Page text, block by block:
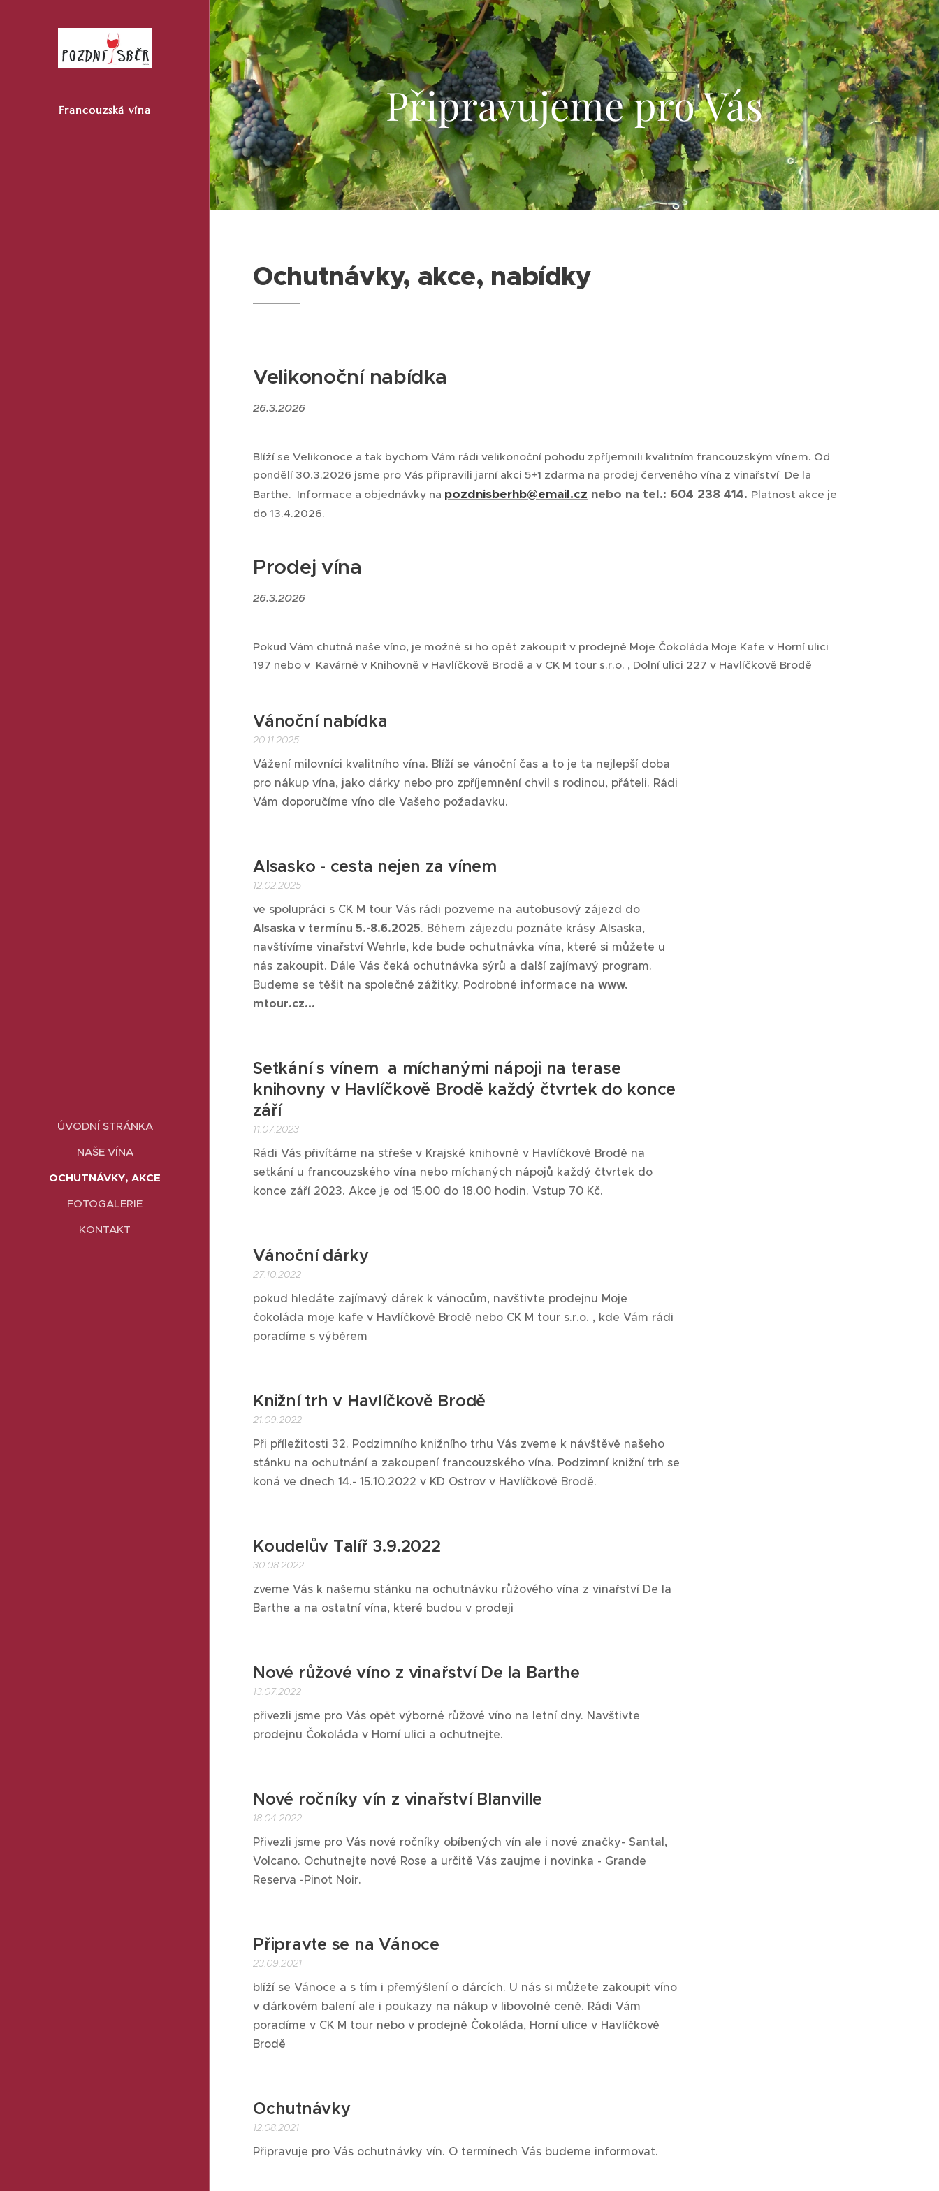
Francouzská vína
ÚVODNÍ STRÁNKA
NAŠE VÍNA
OCHUTNÁVKY, AKCE
FOTOGALERIE
KONTAKT
Připravujeme pro Vás
Ochutnávky, akce, nabídky
Velikonoční nabídka
26.3.2026
Blíží se Velikonoce a tak bychom Vám rádi velikonoční pohodu zpříjemnili kvalitním francouzským vínem. Od
pondělí 30.3.2026 jsme pro Vás připravili jarní akci 5+1 zdarma na prodej červeného vína z vinařství De la
Barthe. Informace a objednávky na pozdnisberhb@email.cz nebo na tel.: 604 238 414. Platnost akce je
do 13.4.2026.
Prodej vína
26.3.2026
Pokud Vám chutná naše víno, je možné si ho opět zakoupit v prodejně Moje Čokoláda Moje Kafe v Horní ulici
197 nebo v Kavárně v Knihovně v Havlíčkově Brodě a v CK M tour s.r.o. , Dolní ulici 227 v Havlíčkově Brodě
Vánoční nabídka
20.11.2025
Vážení milovníci kvalitního vína. Blíží se vánoční čas a to je ta nejlepší doba
pro nákup vína, jako dárky nebo pro zpříjemnění chvil s rodinou, přáteli. Rádi
Vám doporučíme víno dle Vašeho požadavku.
Alsasko - cesta nejen za vínem
12.02.2025
ve spolupráci s CK M tour Vás rádi pozveme na autobusový zájezd do
Alsaska v termínu 5.-8.6.2025. Během zájezdu poznáte krásy Alsaska,
navštívíme vinařství Wehrle, kde bude ochutnávka vína, které si můžete u
nás zakoupit. Dále Vás čeká ochutnávka sýrů a další zajímavý program.
Budeme se těšit na společné zážitky. Podrobné informace na www.
mtour.cz...
Setkání s vínem a míchanými nápoji na terase
knihovny v Havlíčkově Brodě každý čtvrtek do konce
září
11.07.2023
Rádi Vás přivítáme na střeše v Krajské knihovně v Havlíčkově Brodě na
setkání u francouzského vína nebo míchaných nápojů každý čtvrtek do
konce září 2023. Akce je od 15.00 do 18.00 hodin. Vstup 70 Kč.
Vánoční dárky
27.10.2022
pokud hledáte zajímavý dárek k vánocům, navštivte prodejnu Moje
čokoláda moje kafe v Havlíčkově Brodě nebo CK M tour s.r.o. , kde Vám rádi
poradíme s výběrem
Knižní trh v Havlíčkově Brodě
21.09.2022
Při příležitosti 32. Podzimního knižního trhu Vás zveme k návštěvě našeho
stánku na ochutnání a zakoupení francouzského vína. Podzimní knižní trh se
koná ve dnech 14.- 15.10.2022 v KD Ostrov v Havlíčkově Brodě.
Koudelův Talíř 3.9.2022
30.08.2022
zveme Vás k našemu stánku na ochutnávku růžového vína z vinařství De la
Barthe a na ostatní vína, které budou v prodeji
Nové růžové víno z vinařství De la Barthe
13.07.2022
přivezli jsme pro Vás opět výborné růžové víno na letní dny. Navštivte
prodejnu Čokoláda v Horní ulici a ochutnejte.
Nové ročníky vín z vinařství Blanville
18.04.2022
Přivezli jsme pro Vás nové ročníky obíbených vín ale i nové značky- Santal,
Volcano. Ochutnejte nové Rose a určitě Vás zaujme i novinka - Grande
Reserva -Pinot Noir.
Připravte se na Vánoce
23.09.2021
blíží se Vánoce a s tím i přemýšlení o dárcích. U nás si můžete zakoupit víno
v dárkovém balení ale i poukazy na nákup v libovolné ceně. Rádi Vám
poradíme v CK M tour nebo v prodejně Čokoláda, Horní ulice v Havlíčkově
Brodě
Ochutnávky
12.08.2021
Připravuje pro Vás ochutnávky vín. O termínech Vás budeme informovat.